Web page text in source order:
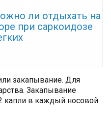
ли отдыхать на
при саркоидозе
закапывание. Для
Закапывание
капли в каждый носовой